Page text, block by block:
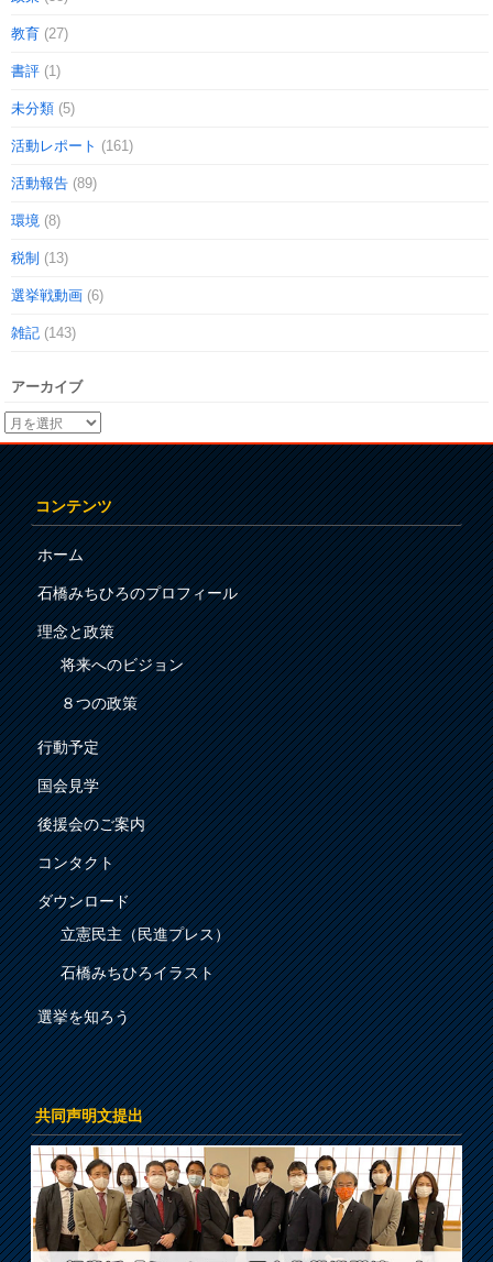
教育 (27)
書評 (1)
未分類 (5)
活動レポート (161)
活動報告 (89)
環境 (8)
税制 (13)
選挙戦動画 (6)
雑記 (143)
アーカイブ
コンテンツ
ホーム
石橋みちひろのプロフィール
理念と政策
将来へのビジョン
８つの政策
行動予定
国会見学
後援会のご案内
コンタクト
ダウンロード
立憲民主（民進プレス）
石橋みちひろイラスト
選挙を知ろう
共同声明文提出